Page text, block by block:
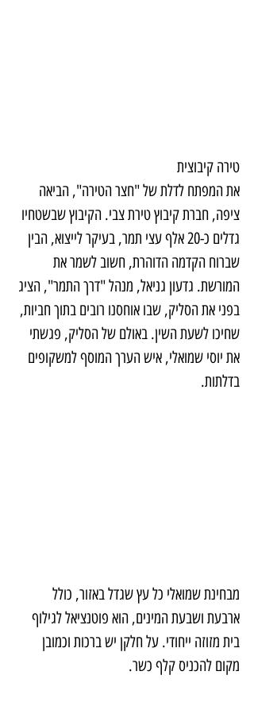
טירה קיבוצית
את המפתח לדלת של "חצר הטירה", הביאה
ציפה, חברת קיבוץ טירת צבי. הקיבוץ שבשטחיו
גדלים כ-20 אלף עצי תמר, בעיקר לייצוא, הבין
שברוח הקדמה הדוהרת, חשוב לשמר את
המורשת. גדעון גניאל, מנהל "דרך התמר", הציג
בפני את הסליק, שבו אוחסנו רובים בתוך חביות,
שחיכו לשעת השין. באולם של הסליק, פגשתי
את יוסי שמואלי, איש הערך המוסף למשקופים
בדלתות.
מבחינת שמואלי כל עץ שגדל באזור, כולל
ארבעת ושבעת המינים, הוא פוטנציאל לגילוף
בית מזוזה ייחודי. על חלקן יש ברכות וכמובן
מקום להכניס קלף כשר.